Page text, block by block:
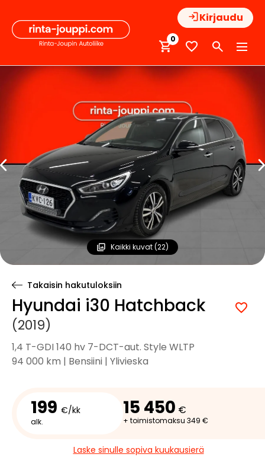
sisältöön
Kirjaudu
0
Kaikki kuvat (22)
Takaisin hakutuloksiin
Hyundai i30 Hatchback
(2019)
1,4 T-GDI 140 hv 7-DCT-aut. Style WLTP
94 000 km | Bensiini | Ylivieska
199 €/kk
alk.
15 450 €
+ toimistomaksu 349 €
Laske sinulle sopiva kuukausierä